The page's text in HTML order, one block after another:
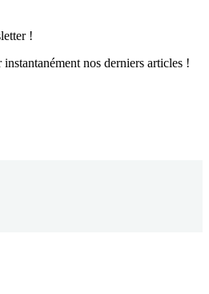
!
nos derniers articles !